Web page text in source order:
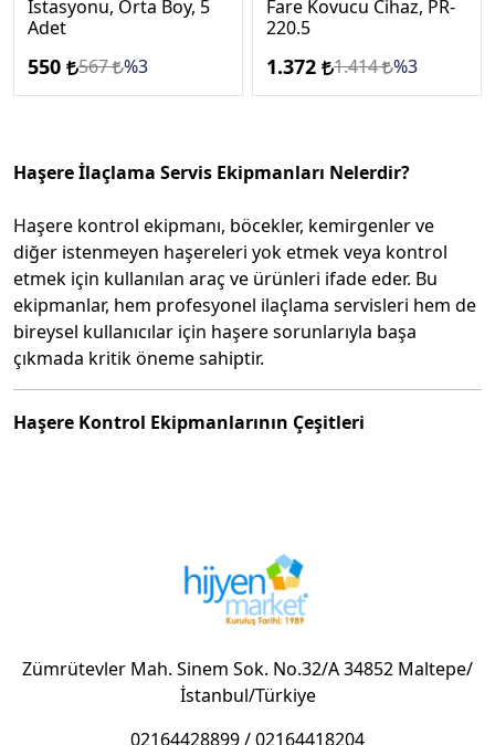
İstasyonu, Orta Boy, 5
Adet
550 567 %3
Fare Kovucu Cihaz, PR-
220.5
1.372 1.414 %3
Haşere İlaçlama Servis Ekipmanları Nelerdir?
Haşere kontrol ekipmanı, böcekler, kemirgenler ve
diğer istenmeyen haşereleri yok etmek veya kontrol
etmek için kullanılan araç ve ürünleri ifade eder. Bu
ekipmanlar, hem profesyonel ilaçlama servisleri hem de
bireysel kullanıcılar için haşere sorunlarıyla başa
çıkmada kritik öneme sahiptir.
Haşere Kontrol Ekipmanlarının Çeşitleri
Mekanik Tuzaklar: Fare kapanları, yapışkan tuzaklar
Kimyasal Tuzaklar: Haşereleri cezbeden ve
zehirleyen yemler içeren tuzaklardır.
Zümrütevler Mah. Sinem Sok. No.32/A 34852 Maltepe/
İstanbul/Türkiye
02164428899/02164418204